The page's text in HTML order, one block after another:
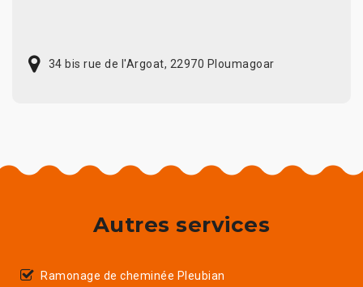
34 bis rue de l'Argoat, 22970 Ploumagoar
Autres services
Ramonage de cheminée Pleubian